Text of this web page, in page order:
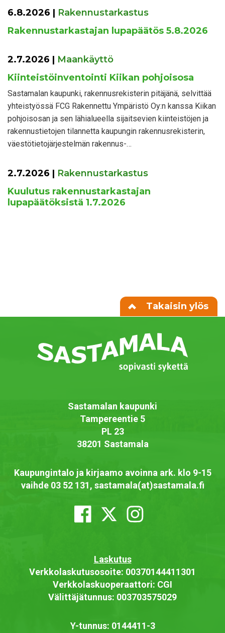
6.8.2026 | Rakennustarkastus
Rakennustarkastajan lupapäätös 5.8.2026
2.7.2026 | Maankäyttö
Kiinteistöinventointi Kiikan pohjoisosa
Sastamalan kaupunki, rakennusrekisterin pitäjänä, selvittää
yhteistyössä FCG Rakennettu Ympäristö Oy:n kanssa Kiikan
pohjoisosan ja sen lähialueella sijaitsevien kiinteistöjen ja
rakennustietojen tilannetta kaupungin rakennusrekisterin,
väestötietojärjestelmän rakennus-…
2.7.2026 | Rakennustarkastus
Kuulutus rakennustarkastajan
lupapäätöksistä 1.7.2026
Takaisin ylös
Sastamalan kaupunki
Tampereentie 5
PL 23
38201 Sastamala
Kaupungintalo ja kirjaamo avoinna ark. klo 9-15
vaihde 03 52 131, sastamala(at)sastamala.fi
Laskutus
Verkkolaskutusosoite: 00370144411301
Verkkolaskuoperaattori: CGI
Välittäjätunnus: 003703575029
Y-tunnus: 0144411-3